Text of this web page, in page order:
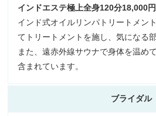
インドエステ極上全身120分18,000円
インド式オイルリンパトリートメン
てトリートメントを施し、気になる
また、遠赤外線サウナで身体を温め
含まれています。
ブライダル